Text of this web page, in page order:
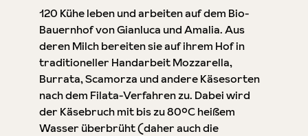
120 Kühe leben und arbeiten auf dem Bio-
Bauernhof von Gianluca und Amalia. Aus
deren Milch bereiten sie auf ihrem Hof in
traditioneller Handarbeit Mozzarella,
Burrata, Scamorza und andere Käsesorten
nach dem Filata-Verfahren zu. Dabei wird
der Käsebruch mit bis zu 80°C heißem
Wasser überbrüht (daher auch die